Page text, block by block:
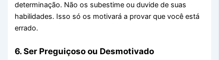
determinação. Não os subestime ou duvide de suas
habilidades. Isso só os motivará a provar que você está
errado.
6. Ser Preguiçoso ou Desmotivado